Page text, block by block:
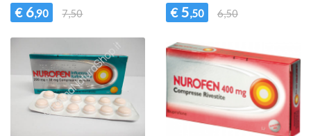
€ 6,90 7,50
€ 5,50 6,50